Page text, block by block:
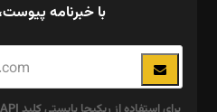
با خبرنامه